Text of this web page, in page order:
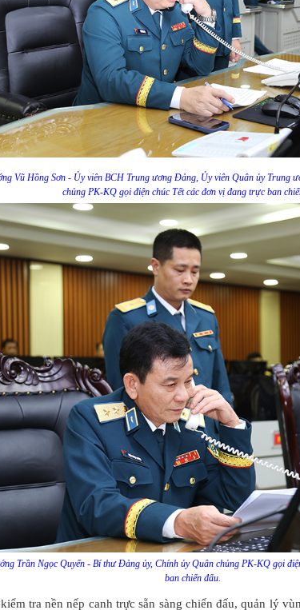
Vũ Hồng Sơn - Ủy viên BCH Trung ương Đảng, Ủy viên Quân ủy Trung
chủng PK-KQ gọi điện chúc Tết các đơn vị đang trực ban
Trần Ngọc Quyến - Bí thư Đảng ủy, Chính ủy Quân chủng PK-KQ gọi
ban chiến đấu.
tra nền nếp canh trực sẵn sàng chiến đấu, quản lý